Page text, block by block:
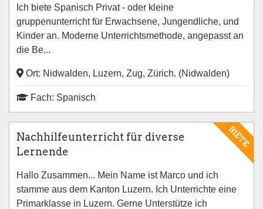
Ich biete Spanisch Privat - oder kleine
gruppenunterricht für Erwachsene, Jungendliche, und
Kinder an. Moderne Unterrichtsmethode, angepasst an
die Be...
Ort: Nidwalden, Luzern, Zug, Zürich. (Nidwalden)
Fach: Spanisch
BIETE
Nachhilfeunterricht für diverse
Lernende
Hallo Zusammen... Mein Name ist Marco und ich
stamme aus dem Kanton Luzern. Ich Unterrichte eine
Primarklasse in Luzern. Gerne Unterstütze ich